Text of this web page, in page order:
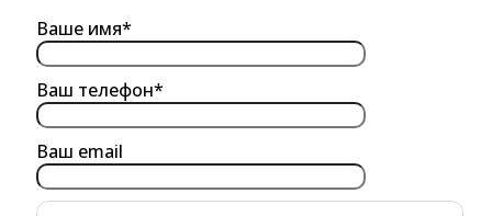
Ваше имя*
Ваш телефон*
Ваш email